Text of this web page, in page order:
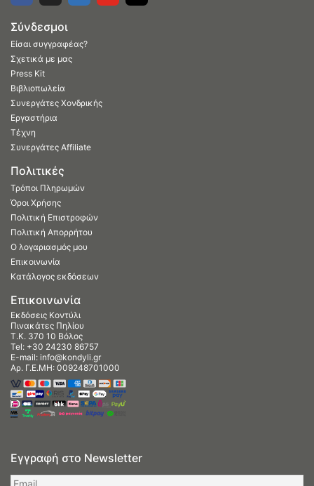
Σύνδεσμοι
Είσαι συγγραφέας?
Σχετικά με μας
Press Kit
Βιβλιοπωλεία
Συνεργάτες Χονδρικής
Εργαστήρια
Τέχνη
Συνεργάτες Affiliate
Πολιτικές
Τρόποι Πληρωμών
Όροι Χρήσης
Πολιτική Επιστροφών
Πολιτική Απορρήτου
Ο λογαριασμός μου
Επικοινωνία
Κατάλογος εκδόσεων
Επικοινωνία
Εκδόσεις Κοντύλι
Πινακάτες Πηλίου
Τ.Κ. 370 10 Βόλος
Tel: +30 24230 86757
E-mail: info@kondyli.gr
Αρ. Γ.Ε.ΜΗ: 009248701000
Εγγραφή στο Newsletter